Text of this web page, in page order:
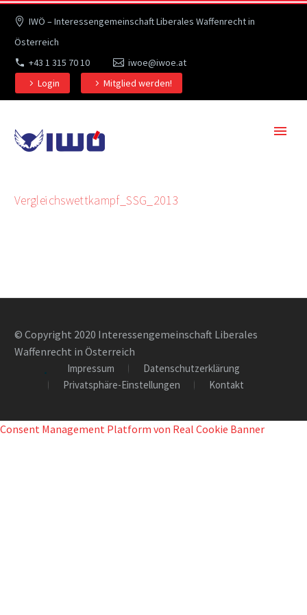
IWÖ – Interessengemeinschaft Liberales Waffenrecht in
Österreich
+43 1 315 70 10
iwoe@iwoe.at
Login
Mitglied werden!
Vergleichswettkampf_SSG_2013
© Copyright 2020 Interessengemeinschaft Liberales
Waffenrecht in Österreich
Impressum
Datenschutzerklärung
Privatsphäre-Einstellungen
Kontakt
Consent Management Platform von Real Cookie Banner